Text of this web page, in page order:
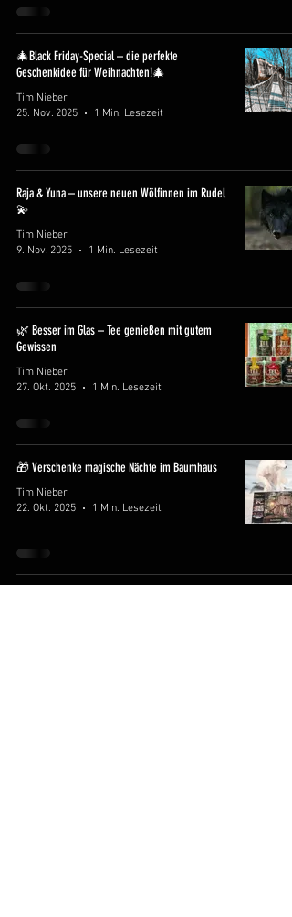
🎄Black Friday-Special – die perfekte
Geschenkidee für Weihnachten!🎄
Tim Nieber
25. Nov. 2025
1 Min. Lesezeit
Raja & Yuna – unsere neuen Wölfinnen im Rudel
💫
Tim Nieber
9. Nov. 2025
1 Min. Lesezeit
🌿 Besser im Glas – Tee genießen mit gutem
Gewissen
Tim Nieber
27. Okt. 2025
1 Min. Lesezeit
🎁 Verschenke magische Nächte im Baumhaus
Tim Nieber
22. Okt. 2025
1 Min. Lesezeit